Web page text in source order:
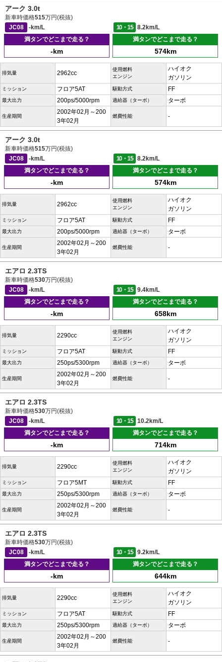
アーク 3.0t
新車時価格515万円(税抜)
JC08
-km/L 10・15
8.2km/L
満タンでどこまで走る？
-km
満タンでどこまで走る？
574km
排気量 2962cc
使用燃料
エンジン
ハイオク
ガソリン
ミッション フロア5AT 駆動方式 FF
最大出力 200ps/5000rpm 過給器（ターボ） ターボ
生産期間
2002年02月～200
3年02月
燃費性能 -
アーク 3.0t
新車時価格515万円(税抜)
JC08
-km/L 10・15
8.2km/L
満タンでどこまで走る？
-km
満タンでどこまで走る？
574km
排気量 2962cc
使用燃料
エンジン
ハイオク
ガソリン
ミッション フロア5AT 駆動方式 FF
最大出力 200ps/5000rpm 過給器（ターボ） ターボ
生産期間
2002年02月～200
3年02月
燃費性能 -
エアロ 2.3TS
新車時価格530万円(税抜)
JC08
-km/L 10・15
9.4km/L
満タンでどこまで走る？
-km
満タンでどこまで走る？
658km
排気量 2290cc
使用燃料
エンジン
ハイオク
ガソリン
ミッション フロア5AT 駆動方式 FF
最大出力 250ps/5300rpm 過給器（ターボ） ターボ
生産期間
2002年02月～200
3年02月
燃費性能 -
エアロ 2.3TS
新車時価格530万円(税抜)
JC08
-km/L 10・15
10.2km/L
満タンでどこまで走る？
-km
満タンでどこまで走る？
714km
排気量 2290cc
使用燃料
エンジン
ハイオク
ガソリン
ミッション フロア5MT 駆動方式 FF
最大出力 250ps/5300rpm 過給器（ターボ） ターボ
生産期間
2002年02月～200
3年02月
燃費性能 -
エアロ 2.3TS
新車時価格530万円(税抜)
JC08
-km/L 10・15
9.2km/L
満タンでどこまで走る？
-km
満タンでどこまで走る？
644km
排気量 2290cc
使用燃料
エンジン
ハイオク
ガソリン
ミッション フロア5AT 駆動方式 FF
最大出力 250ps/5300rpm 過給器（ターボ） ターボ
生産期間
2002年02月～200
3年02月
燃費性能 -